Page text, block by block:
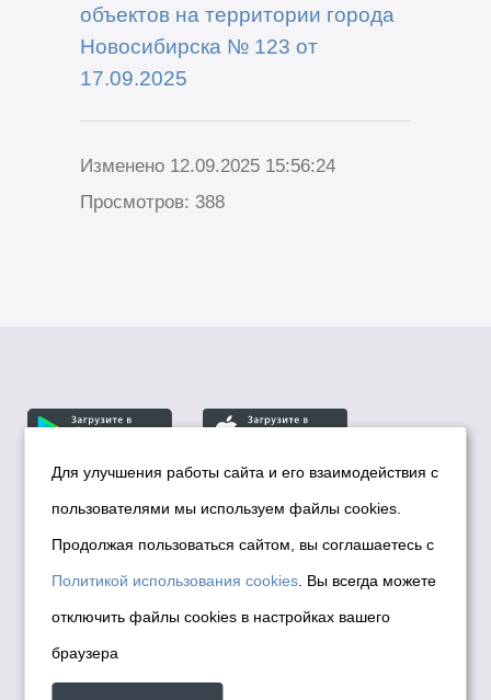
объектов на территории города
Новосибирска № 123 от
17.09.2025
Изменено 12.09.2025 15:56:24
Просмотров: 388
© Департамент информационной политики мэрии
города Новосибирска, 2026
Политика использования Cookies
Политика по обработке персональных
данных в информационных системах
мэрии города Новосибирска
Для улучшения работы сайта и его взаимодействия с
пользователями мы используем файлы cookies.
Продолжая пользоваться сайтом, вы соглашаетесь с
Политикой использования cookies . Вы всегда можете
отключить файлы cookies в настройках вашего
браузера